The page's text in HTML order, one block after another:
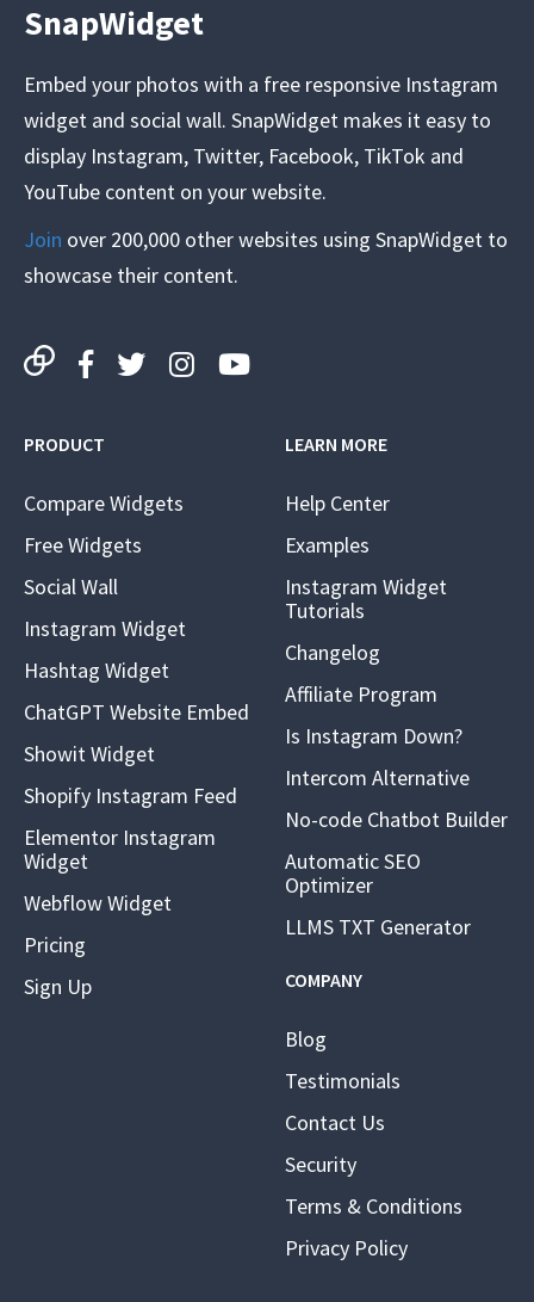
SnapWidget
Embed your photos with a free responsive Instagram
widget and social wall. SnapWidget makes it easy to
display Instagram, Twitter, Facebook, TikTok and
YouTube content on your website.
Join over 200,000 other websites using SnapWidget to
showcase their content.
PRODUCT
Compare Widgets
Free Widgets
Social Wall
Instagram Widget
Hashtag Widget
ChatGPT Website Embed
Showit Widget
Shopify Instagram Feed
Elementor Instagram
Widget
Webflow Widget
Pricing
Sign Up
LEARN MORE
Help Center
Examples
Instagram Widget
Tutorials
Changelog
Affiliate Program
Is Instagram Down?
Intercom Alternative
No-code Chatbot Builder
Automatic SEO
Optimizer
LLMS TXT Generator
COMPANY
Blog
Testimonials
Contact Us
Security
Terms & Conditions
Privacy Policy